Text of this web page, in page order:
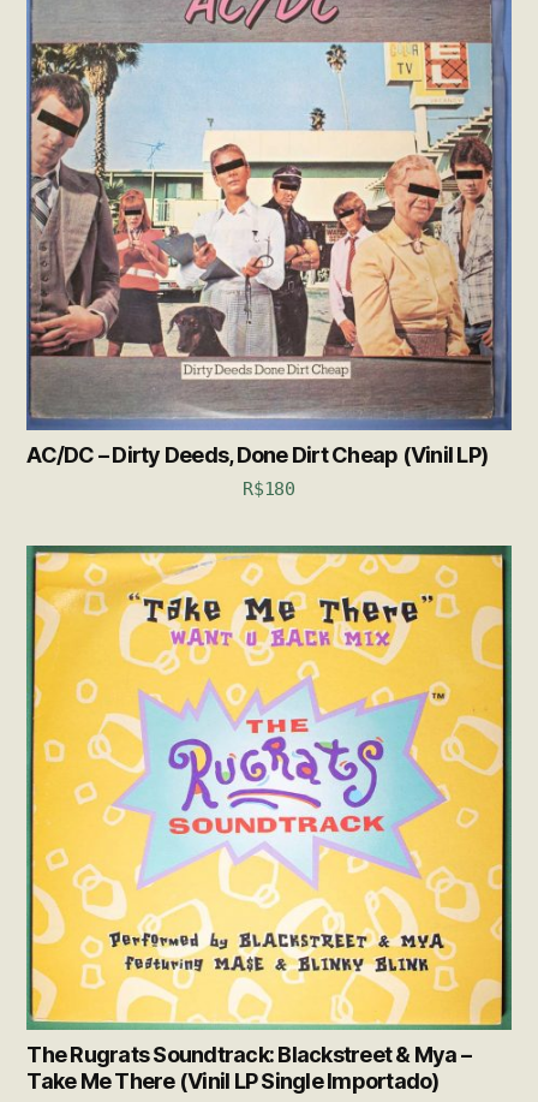
AC/DC – Dirty Deeds, Done Dirt Cheap (Vinil LP)
R$180
The Rugrats Soundtrack: Blackstreet & Mya –
Take Me There (Vinil LP Single Importado)